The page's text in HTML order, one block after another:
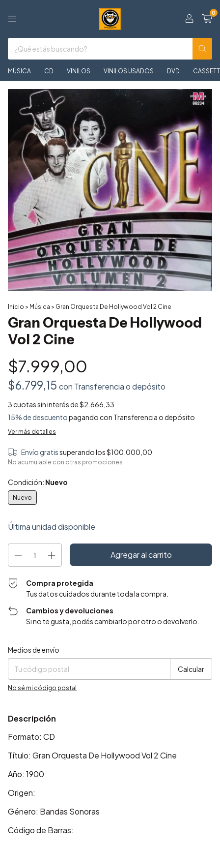
0
MÚSICA CD VINILOS VINILOS USADOS DVD
Inicio > Música > Gran Orquesta De Hollywood Vol 2 Cine
Gran Orquesta De Hollywood
Vol 2 Cine
$7.999,00
$6.799,15 con Transferencia o depósito
3cuotas sin interés de$2.666,33
15% de descuentopagando con Transferencia o depósito
Ver más detalles
Envío gratissuperando los$100.000,00
No acumulable con otras promociones
Condición: Nuevo
Nuevo
Última unidad disponible
Compra protegida
Tus datos cuidados durante toda la compra.
Cambios y devoluciones
Si no te gusta, podés cambiarlo por otro o devolverlo.
Entregas para el CP:
Medios de envío
Calcular
No sé mi código postal
Descripción
Formato: CD
Título: Gran Orquesta De Hollywood Vol 2 Cine
Año: 1900
Origen:
Género: Bandas Sonoras
Código de Barras: